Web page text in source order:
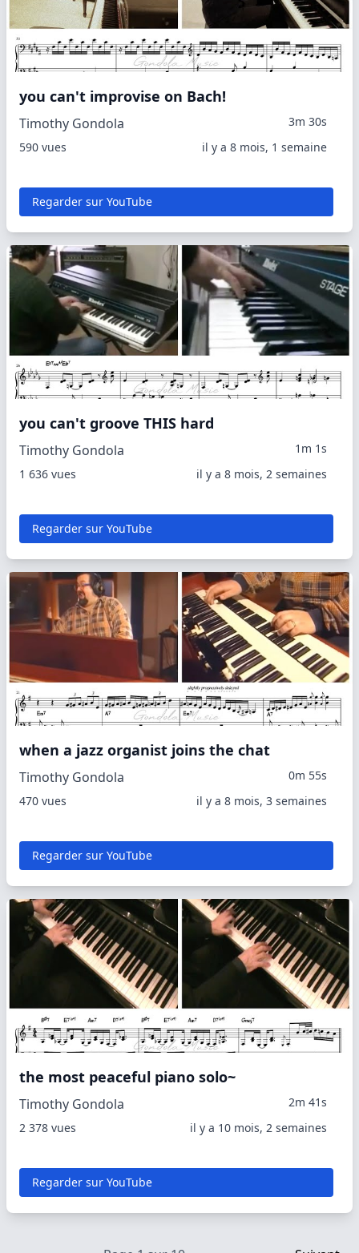
you can't improvise on Bach!
Timothy Gondola
3m 30s
590 vues
il y a 8 mois, 1 semaine
Regarder sur YouTube
you can't groove THIS hard
Timothy Gondola
1m 1s
1 636 vues
il y a 8 mois, 2 semaines
Regarder sur YouTube
when a jazz organist joins the chat
Timothy Gondola
0m 55s
470 vues
il y a 8 mois, 3 semaines
Regarder sur YouTube
the most peaceful piano solo~
Timothy Gondola
2m 41s
2 378 vues
il y a 10 mois, 2 semaines
Regarder sur YouTube